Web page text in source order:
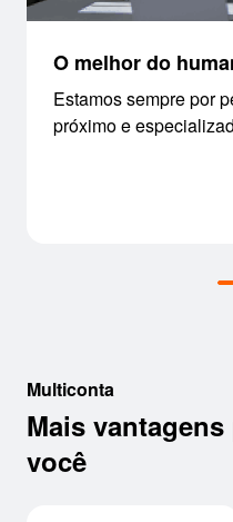
O melhor do
Estamos sempre por perto, com atendimento
próximo e
Multiconta
Mais vantagens preparadas pra
você